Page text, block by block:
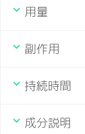
用量
副作用
持続時間
成分説明